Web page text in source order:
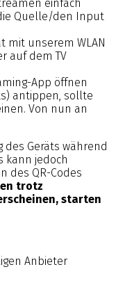
einfach
Quelle/den Input
mit unserem WLAN
auf dem TV
App öffnen
antippen, sollte
Von nun an
des Geräts während
kann jedoch
des QR-Codes
trotz
starten
Anbieter